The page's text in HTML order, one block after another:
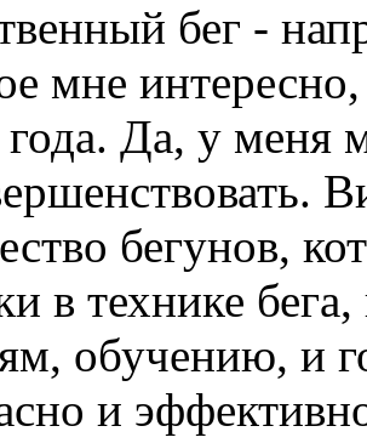
бег -
мне
года. Да, у
бегунов,
в технике
обучению, и
и